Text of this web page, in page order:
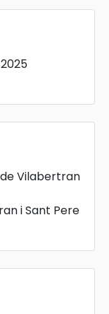
Vilabertran
i Sant Pere